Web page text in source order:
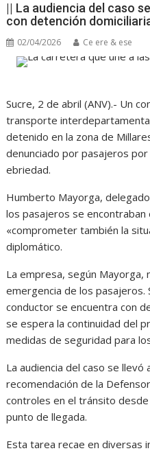
|| La audiencia del caso
con detención
02/04/2026 Ce ere & ese
Sucre, 2 de abril (ANV).- Un
transporte
detenido en la zona de
denunciado por pasajeros
ebriedad.
Humberto Mayorga,
los pasajeros se
«comprometer también la
diplomático.
La empresa, según Mayorga,
emergencia de los pasajeros.
conductor se encuentra con
se espera la continuidad del
medidas de seguridad para
La audiencia del caso se llevó
recomendación de la
controles en el tránsito
punto de llegada.
Esta tarea recae en diversas